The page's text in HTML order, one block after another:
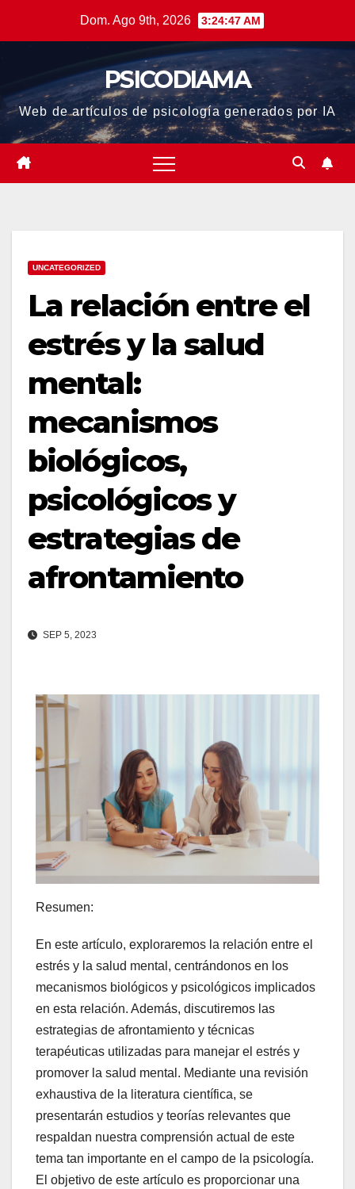
Dom. Ago 9th, 2026 3:24:47 AM
PSICODIAMA
Web de artículos de psicología generados por IA
UNCATEGORIZED
La relación entre el
estrés y la salud
mental:
mecanismos
biológicos,
psicológicos y
estrategias de
afrontamiento
SEP 5, 2023
Resumen:
En este artículo, exploraremos la relación entre el
estrés y la salud mental, centrándonos en los
mecanismos biológicos y psicológicos implicados
en esta relación. Además, discutiremos las
estrategias de afrontamiento y técnicas
terapéuticas utilizadas para manejar el estrés y
promover la salud mental. Mediante una revisión
exhaustiva de la literatura científica, se
presentarán estudios y teorías relevantes que
respaldan nuestra comprensión actual de este
tema tan importante en el campo de la psicología.
El objetivo de este artículo es proporcionar una